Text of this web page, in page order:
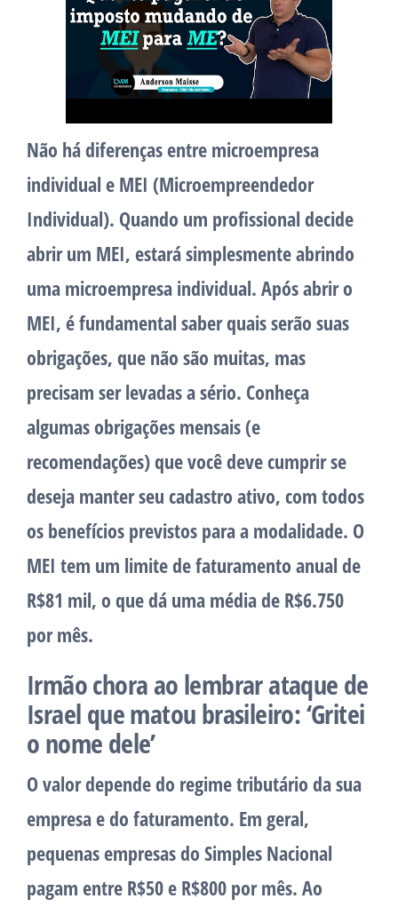
Não há diferenças entre microempresa
individual e MEI (Microempreendedor
Individual). Quando um profissional decide
abrir um MEI, estará simplesmente abrindo
uma microempresa individual. Após abrir o
MEI, é fundamental saber quais serão suas
obrigações, que não são muitas, mas
precisam ser levadas a sério. Conheça
algumas obrigações mensais (e
recomendações) que você deve cumprir se
deseja manter seu cadastro ativo, com todos
os benefícios previstos para a modalidade. O
MEI tem um limite de faturamento anual de
R$81 mil, o que dá uma média de R$6.750
por mês.
Irmão chora ao lembrar ataque de
Israel que matou brasileiro: ‘Gritei
o nome dele’
O valor depende do regime tributário da sua
empresa e do faturamento. Em geral,
pequenas empresas do Simples Nacional
pagam entre R$50 e R$800 por mês. Ao